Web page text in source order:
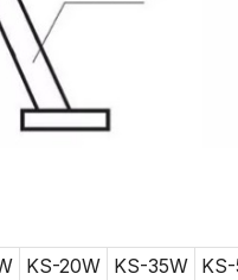
KS-20W KS-35W